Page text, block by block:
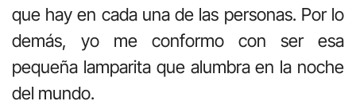
que hay en cada una de las personas. Por lo
demás, yo me conformo con ser esa
pequeña lamparita que alumbra en la noche
del mundo.